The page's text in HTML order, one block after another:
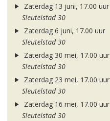
Zaterdag 13 juni, 17.00 uur
Sleutelstad 30
Zaterdag 6 juni, 17.00 uur
Sleutelstad 30
Zaterdag 30 mei, 17.00 uur
Sleutelstad 30
Zaterdag 23 mei, 17.00 uur
Sleutelstad 30
Zaterdag 16 mei, 17.00 uur
Sleutelstad 30